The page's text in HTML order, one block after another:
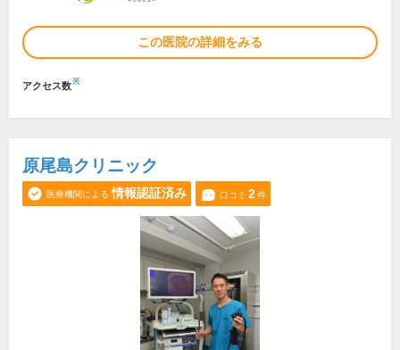
この医院の詳細をみる
アクセス数※
原尾島クリニック
医療機関による 情報認証済み 口コミ 2件